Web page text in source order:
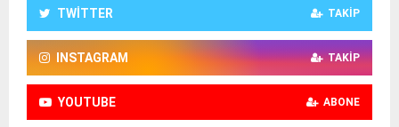
TWITTER TAKIP
INSTAGRAM TAKIP
YOUTUBE ABONE